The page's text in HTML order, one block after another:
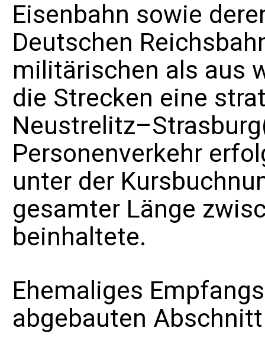
Eisenbahn sowie
Deutschen
militärischen als aus
die Strecken eine
Personenverkehr
unter der
gesamter Länge
beinhaltete.
Ehemaliges
abgebauten Abschnitt